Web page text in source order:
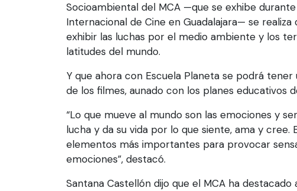
Socioambiental del MCA —que se exhibe
Internacional de Cine en Guadalajara— se
exhibir las luchas por el medio ambiente y los
latitudes del mundo.
Y que ahora con Escuela Planeta se podrá
de los filmes, aunado con los planes educativos
“Lo que mueve al mundo son las emociones y
lucha y da su vida por lo que siente, ama y cree.
elementos más importantes para provocar
emociones”, destacó.
Santana Castellón dijo que el MCA ha destacado